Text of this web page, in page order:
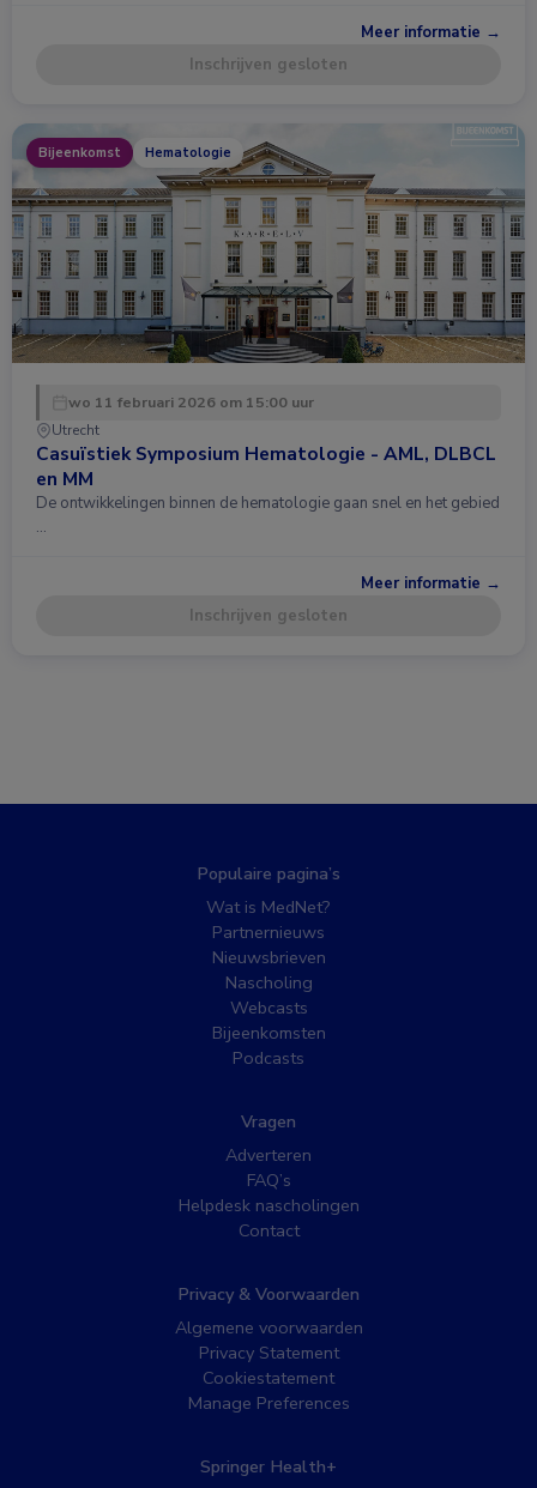
Meer informatie →
Inschrijven gesloten
Bijeenkomst Hematologie
wo 11 februari 2026 om 15:00 uur
Utrecht
Casuïstiek Symposium Hematologie - AML, DLBCL
en MM
De ontwikkelingen binnen de hematologie gaan snel en het gebied
…
Meer informatie →
Inschrijven gesloten
Populaire pagina’s
Wat is MedNet?
Partnernieuws
Nieuwsbrieven
Nascholing
Webcasts
Bijeenkomsten
Podcasts
Vragen
Adverteren
FAQ’s
Helpdesk nascholingen
Contact
Privacy & Voorwaarden
Algemene voorwaarden
Privacy Statement
Cookiestatement
Manage Preferences
Springer Health+